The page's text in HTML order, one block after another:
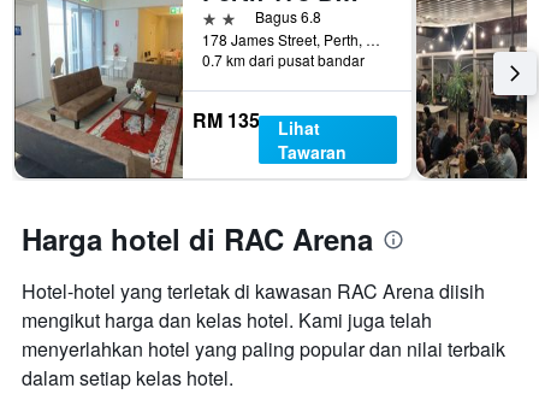
2 bintangBagus 6.8
178 James Street, Perth, WA, Australia
0.7 km dari pusat bandar
RM 135
Lihat
Tawaran
Harga hotel di RAC Arena
Hotel-hotel yang terletak di kawasan RAC Arena diisih
mengikut harga dan kelas hotel. Kami juga telah
menyerlahkan hotel yang paling popular dan nilai terbaik
dalam setiap kelas hotel.